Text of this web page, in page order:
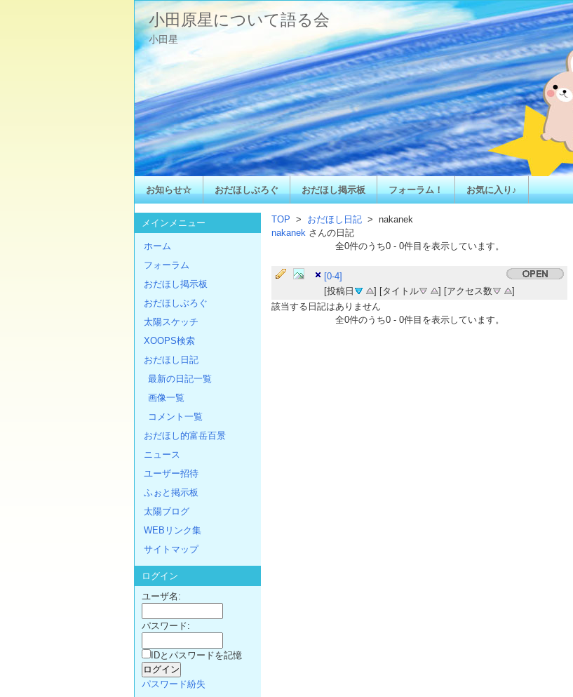
小田原星について語る会
小田星
お知らせ☆ おだほしぶろぐ おだほし掲示板 フォーラム！ お気に入り♪
TOP > おだほし日記 > nakanek
nakanek さんの日記
全0件のうち0- 0件目を表示しています。
[0-4]
[投稿日
] [タイトル ] [アクセス数
]
該当する日記はありません
全0件のうち0- 0件目を表示しています。
メインメニュー
ホーム
フォーラム
おだほし掲示板
おだほしぶろぐ
太陽スケッチ
XOOPS検索
おだほし日記
最新の日記一覧
画像一覧
コメント一覧
おだほし的富岳百景
ニュース
ユーザー招待
ふぉと掲示板
太陽ブログ
WEBリンク集
サイトマップ
ログイン
ユーザ名:
パスワード:
IDとパスワードを記憶
パスワード紛失